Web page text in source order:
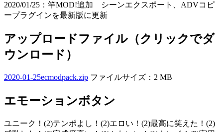
2020/01/25：竿MOD!追加 シーンエクスポート、ADVコピ
ープラグインを最新版に更新
アップロードファイル（クリックでダ
ウンロード）
2020-01-25ecmodpack.zip ファイルサイズ：2 MB
エモーションボタン
ユニーク！(2)テンポよし！(2)エロい！(2)最高に笑えた！(2)